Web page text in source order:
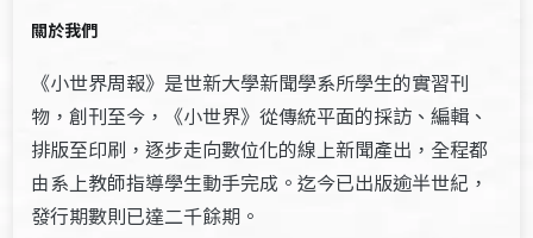
關於我們
《小世界周報》是世新大學新聞學系所學生的實習刊
物，創刊至今，《小世界》從傳統平面的採訪、編輯、
排版至印刷，逐步走向數位化的線上新聞產出，全程都
由系上教師指導學生動手完成。迄今已出版逾半世紀，
發行期數則已達二千餘期。